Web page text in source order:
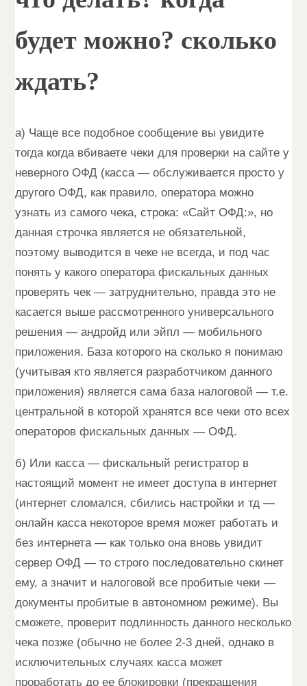
будет можно? сколько
ждать?
а) Чаще все подобное сообщение вы увидите
тогда когда вбиваете чеки для проверки на сайте у
неверного ОФД (касса — обслуживается просто у
другого ОФД, как правило, оператора можно
узнать из самого чека, строка: «Сайт ОФД:», но
данная строчка является не обязательной,
поэтому выводится в чеке не всегда, и под час
понять у какого оператора фискальных данных
проверять чек — затруднительно, правда это не
касается выше рассмотренного универсального
решения — андройд или эйпл — мобильного
приложения. База которого на сколько я понимаю
(учитывая кто является разработчиком данного
приложения) является сама база налоговой — т.е.
центральной в которой хранятся все чеки ото всех
операторов фискальных данных — ОФД.
б) Или касса — фискальный регистратор в
настоящий момент не имеет доступа в интернет
(интернет сломался, сбились настройки и тд —
онлайн касса некоторое время может работать и
без интернета — как только она вновь увидит
сервер ОФД — то строго последовательно скинет
ему, а значит и налоговой все пробитые чеки —
документы пробитые в автономном режиме). Вы
сможете, проверит подлинность данного несколько
чека позже (обычно не более 2-3 дней, однако в
исключительных случаях касса может
проработать до ее блокировки (прекращения